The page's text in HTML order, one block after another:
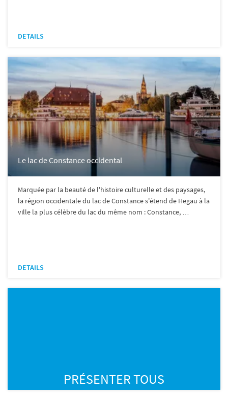
DETAILS
Le lac de Constance occidental
Marquée par la beauté de l'histoire culturelle et des paysages,
la région occidentale du lac de Constance s'étend de Hegau à la
ville la plus célèbre du lac du même nom : Constance, …
DETAILS
PRÉSENTER TOUS